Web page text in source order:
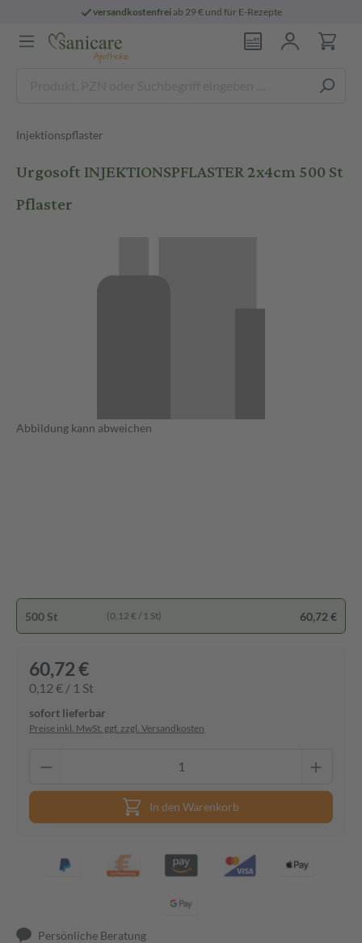
versandkostenfreiab 29 € und für E-Rezepte
Injektionspflaster
Urgosoft INJEKTIONSPFLASTER 2x4cm 500 St
Pflaster
Abbildung kann abweichen
500 St (0,12 € / 1 St) 60,72 €
60,72 €
0,12 € / 1 St
sofort lieferbar
Preise inkl. MwSt. ggf. zzgl. Versandkosten
In den Warenkorb
Persönliche Beratung